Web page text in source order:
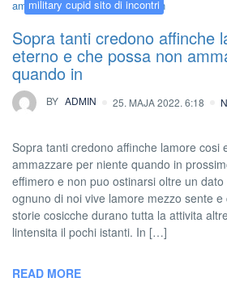
military cupid sito di incontri
Sopra tanti credono affinche
eterno e che possa non
quando in
BY ADMIN 25. MAJA 2022. 6:18
Sopra tanti credono affinche lamore cosi
ammazzare per niente quando in
effimero e non puo ostinarsi oltre un
ognuno di noi vive lamore mezzo sente
storie cosicche durano tutta la attivita
lintensita il pochi istanti. In […]
READ MORE